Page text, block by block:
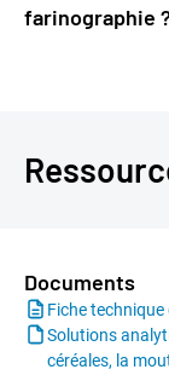
farinographie
comparer les
d'avoir une
Documents
Fiche
Solutions
céréales, la